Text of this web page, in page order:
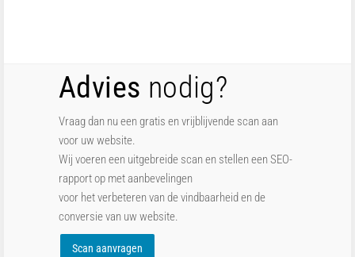
Advies nodig?
Vraag dan nu een gratis en vrijblijvende scan aan
voor uw website.
Wij voeren een uitgebreide scan en stellen een SEO-
rapport op met aanbevelingen
voor het verbeteren van de vindbaarheid en de
conversie van uw website.
Scan aanvragen